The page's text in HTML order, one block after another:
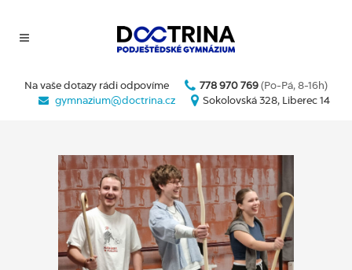
Na vaše dotazy rádi odpovíme 778 970 769 (Po-Pá, 8-16h)
gymnazium@doctrina.cz
Sokolovská 328, Liberec 14